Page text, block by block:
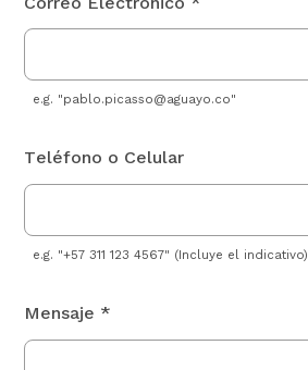
e.g. "pablo.picasso@aguayo.co"
Teléfono o Celular
e.g. "+57 311 123 4567" (Incluye el indicativo)
Mensaje *